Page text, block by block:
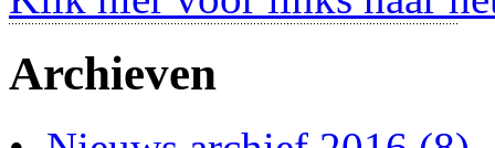
Archieven